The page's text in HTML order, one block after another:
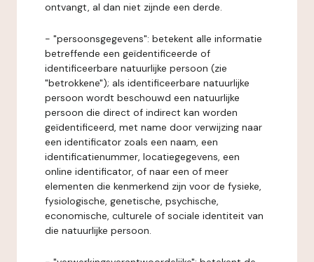
ontvangt, al dan niet zijnde een derde.
- "persoonsgegevens": betekent alle informatie
betreffende een geïdentificeerde of
identificeerbare natuurlijke persoon (zie
"betrokkene"); als identificeerbare natuurlijke
persoon wordt beschouwd een natuurlijke
persoon die direct of indirect kan worden
geïdentificeerd, met name door verwijzing naar
een identificator zoals een naam, een
identificatienummer, locatiegegevens, een
online identificator, of naar een of meer
elementen die kenmerkend zijn voor de fysieke,
fysiologische, genetische, psychische,
economische, culturele of sociale identiteit van
die natuurlijke persoon.